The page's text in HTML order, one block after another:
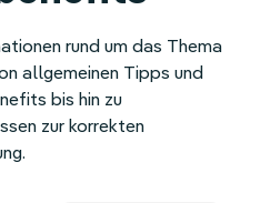
rund um das Thema
allgemeinen Tipps und
bis hin zu
zur korrekten